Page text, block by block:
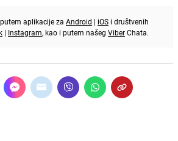
aplikacije za Android | iOS i društvenih
| Instagram, kao i putem našeg ViberChata.